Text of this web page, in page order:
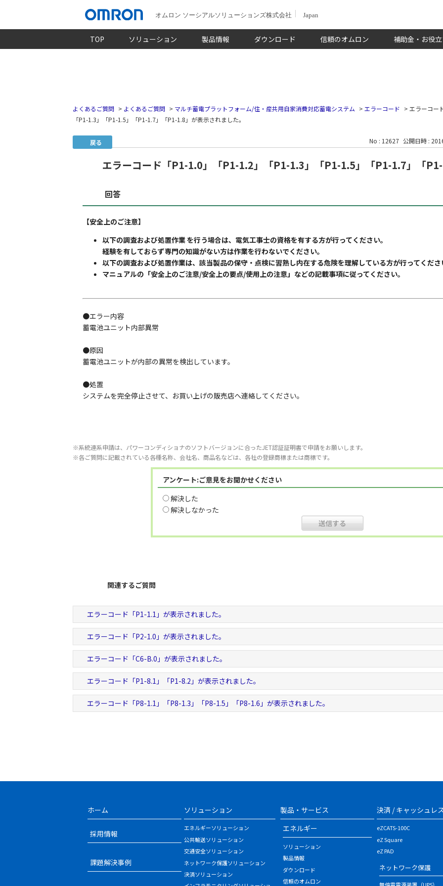
オムロン ソーシアルソリューションズ株式会社 Japan
TOP ソリューション 製品情報 ダウンロード 信頼のオムロン 補助金・お役
よくあるご質問 > よくあるご質問 > マルチ蓄電プラットフォーム/住・産共用自家消費対応蓄電システム > エラーコード > エラーコー
「P1-1.3」「P1-1.5」「P1-1.7」「P1-1.8」が表示されました。
戻る No : 12627 公開日時 :
エラーコード「P1-1.0」「P1-1.2」「P1-1.3」「P1-1.5」「P1-1.7」「
回答
【安全上のご注意】
以下の調査および処置作業 を行う場合は、電気工事士の資格を有する方が行ってください。
経験を有しておらず専門の知識がない方は作業を行わないでください。
以下の調査および処置作業は、該当製品の保守・点検に習熟し内在する危険を理解している方が行ってくださ
マニュアルの「安全上のご注意/安全上の要点/使用上の注意」などの記載事項に従ってください。
●エラー内容
蓄電池ユニット内部異常
●原因
蓄電池ユニットが内部の異常を検出しています。
●処置
システムを完全停止させて、お買い上げの販売店へ連絡してください。
※系統連系申請は、パワーコンディショナのソフトバージョンに合ったJET認証証明書で申請をお願いします。
※各ご質問に記載されている各種名称、会社名、商品名などは、各社の登録商標または商標です。
アンケート:ご意見をお聞かせください
解決した
解決しなかった
関連するご質問
エラーコード「P1-1.1」が表示されました。
エラーコード「P2-1.0」が表示されました。
エラーコード「C6-B.0」が表示されました。
エラーコード「P1-8.1」「P1-8.2」が表示されました。
エラーコード「P8-1.1」「P8-1.3」「P8-1.5」「P8-1.6」が表示されました。
ホーム
採用情報
課題解決事例
ソリューション
エネルギーソリューション
公共輸送ソリューション
交通安全ソリューション
ネットワーク保護ソリューション
決済ソリューション
製品・サービス
エネルギー
ソリューション
製品情報
ダウンロード
信頼のオムロン
決済 / キャッシュレ
eZCATS-100C
eZ Square
eZ PAD
ネットワーク保護